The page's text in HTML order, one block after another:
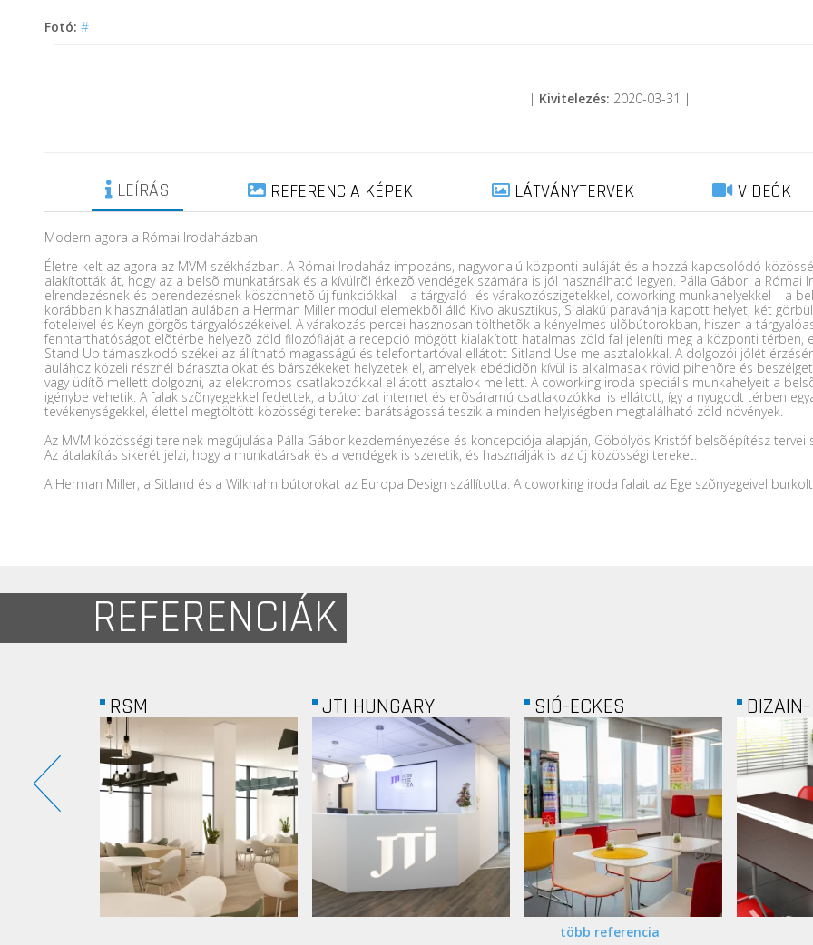
Fotó: #
| Kivitelezés: 2020-03-31 |
LEÍRÁS REFERENCIA KÉPEK LÁTVÁNYTERVEK VIDEÓK
Modern agora a Római Irodaházban
Életre kelt az agora az MVM székházban. A Római Irodaház impozáns, nagyvonalú központi auláját és a hozzá kapcsolódó
alakították át, hogy az a belsõ munkatársak és a kívülrõl érkezõ vendégek számára is jól használható legyen. Pálla Gábor, a Római
elrendezésnek és berendezésnek köszönhetõ új funkciókkal – a tárgyaló- és várakozószigetekkel, coworking munkahelyekkel – a
korábban kihasználatlan aulában a Herman Miller modul elemekbõl álló Kivo akusztikus, S alakú paravánja kapott helyet, két
foteleivel és Keyn görgõs tárgyalószékeivel. A várakozás percei hasznosan tölthetõk a kényelmes ülõbútorokban, hiszen a
fenntarthatóságot elõtérbe helyezõ zöld filozófiáját a recepció mögött kialakított hatalmas zöld fal jeleníti meg a központi térben,
Stand Up támaszkodó székei az állítható magasságú és telefontartóval ellátott Sitland Use me asztalokkal. A dolgozói jólét
aulához közeli résznél bárasztalokat és bárszékeket helyzetek el, amelyek ebédidõn kívül is alkalmasak rövid pihenõre és
vagy üdítõ mellett dolgozni, az elektromos csatlakozókkal ellátott asztalok mellett. A coworking iroda speciális munkahelyeit a
igénybe vehetik. A falak szõnyegekkel fedettek, a bútorzat internet és erõsáramú csatlakozókkal is ellátott, így a nyugodt térben
tevékenységekkel, élettel megtöltött közösségi tereket barátságossá teszik a minden helyiségben megtalálható zöld növények.
Az MVM közösségi tereinek megújulása Pálla Gábor kezdeményezése és koncepciója alapján, Göbölyös Kristóf belsõépítész tervei
Az átalakítás sikerét jelzi, hogy a munkatársak és a vendégek is szeretik, és használják is az új közösségi tereket.
A Herman Miller, a Sitland és a Wilkhahn bútorokat az Europa Design szállította. A coworking iroda falait az Ege szõnyegeivel
REFERENCIÁK
JTI HUNGARY SIÓ-ECKES DIZAIN- ALUFEX MOL
több referencia